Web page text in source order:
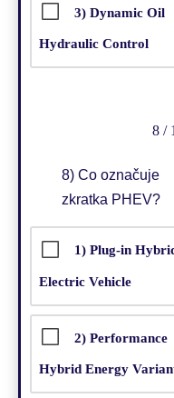
3) Dynamic Oil
Hydraulic Control
8 /
8) Co označuje
zkratka PHEV?
1) Plug-in
Electric Vehicle
2) Performance
Hybrid Energy